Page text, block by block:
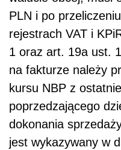
PLN i po
rejestrach VAT i
1 oraz art. 19a ust.
na fakturze należy
kursu NBP z
poprzedzającego
dokonania
jest wykazywany w